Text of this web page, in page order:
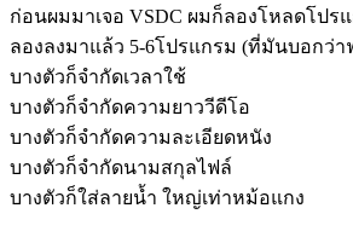
ก่อนผมมาเจอ VSDC ผมก็ลองโหลดโป
ลองลงมาแล้ว 5-6โปรแกรม (ที่มันบอกว่า
บางตัวก็จำกัดเวลาใช้
บางตัวก็จำกัดความยาววีดีโอ
บางตัวก็จำกัดความละเอียดหนัง
บางตัวก็จำกัดนามสกุลไฟล์
บางตัวก็ใส่ลายน้ำ ใหญ่เท่าหม้อแกง